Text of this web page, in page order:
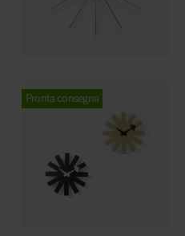
Pronta consegna